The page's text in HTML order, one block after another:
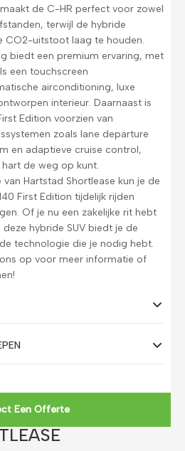
de C-HR perfect voor zowel
terwijl de hybride
CO2-uitstoot laag te houden.
biedt een premium ervaring, met
een touchscreen
airconditioning, luxe
interieur. Daarnaast is
Edition voorzien van
zoals lane departure
en adaptieve cruise control,
de weg op kunt.
Hartstad Shortlease kun je de
First Edition tijdelijk rijden
Of je nu een zakelijke rit hebt
hybride SUV biedt je de
technologie die je nodig hebt.
op voor meer informatie of
Een Offerte